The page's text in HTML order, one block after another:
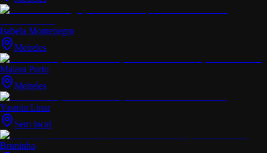
Isabela Montenegro
Meireles
Maiara Porto
Meireles
Yasmin Lima
Sem local
Bruninha